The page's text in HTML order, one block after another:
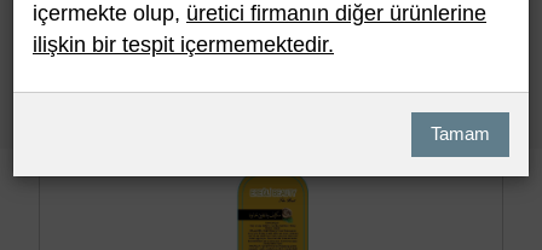
Son 10 Bildirim En Çok İncelenen
içermekte olup, üretici firmanın diğer ürünlerine
ilişkin bir tespit içermemektedir.
Tamam